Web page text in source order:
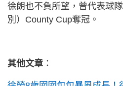
徐朗也不負所望，曾代表球
別）County Cup奪冠。
其他文章 ：